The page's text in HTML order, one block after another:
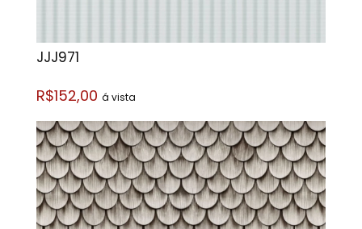
JJJ971
R$152,00 á vista